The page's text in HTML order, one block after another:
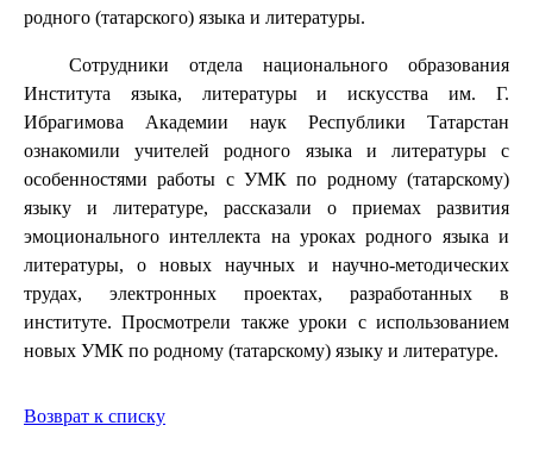
родного (татарского) языка и литературы.
Сотрудники отдела национального образования
Института языка, литературы и искусства им. Г.
Ибрагимова Академии наук Республики Татарстан
ознакомили учителей родного языка и литературы с
особенностями работы с УМК по родному (татарскому)
языку и литературе, рассказали о приемах развития
эмоционального интеллекта на уроках родного языка и
литературы, о новых научных и научно-методических
трудах, электронных проектах, разработанных в
институте. Просмотрели также уроки с использованием
новых УМК по родному (татарскому) языку и литературе.
Возврат к списку